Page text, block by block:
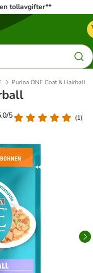
tollavgifter**
Purina ONE Coat & Hairball
5
(1)